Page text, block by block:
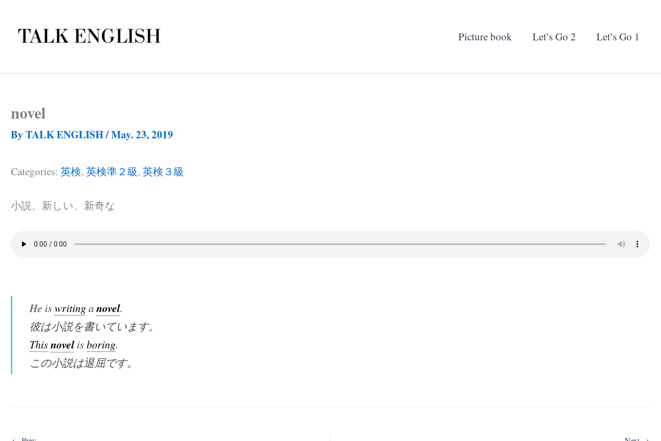
content
Picture book Let’s Go 2 Let’s Go 1
novel
By TALK ENGLISH/May. 23, 2019
Categories: 英検, 英検準２級, 英検３級
小説、新しい、新奇な
He is writinganovel.
彼は小説を書いています。
This novelis boring.
この小説は退屈です。